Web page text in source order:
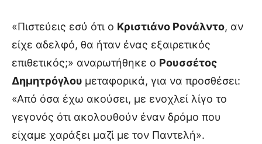
«Πιστεύεις εσύ ότι ο Κριστιάνο Ρονάλντο, αν
είχε αδελφό, θα ήταν ένας εξαιρετικός
επιθετικός;» αναρωτήθηκε ο Ρουσσέτος
Δημητρόγλου μεταφορικά, για να προσθέσει:
«Από όσα έχω ακούσει, με ενοχλεί λίγο το
γεγονός ότι ακολουθούν έναν δρόμο που
είχαμε χαράξει μαζί με τον Παντελή».